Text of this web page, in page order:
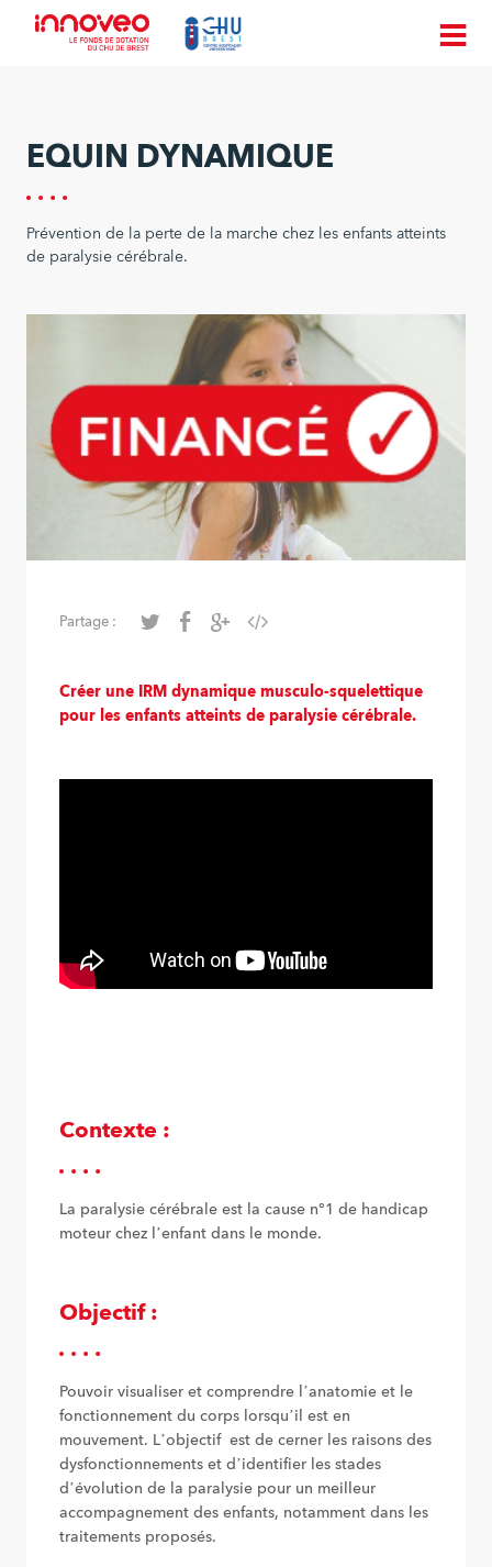
EQUIN DYNAMIQUE
Prévention de la perte de la marche chez les enfants atteints
de paralysie cérébrale.
Partage :
Créer une IRM dynamique musculo-squelettique
pour les enfants atteints de paralysie cérébrale.
Contexte :
La paralysie cérébrale est la cause n°1 de handicap
moteur chez l’enfant dans le monde.
Objectif :
Pouvoir visualiser et comprendre l’anatomie et le
fonctionnement du corps lorsqu’il est en
mouvement. L’objectif est de cerner les raisons des
dysfonctionnements et d’identifier les stades
d’évolution de la paralysie pour un meilleur
accompagnement des enfants, notamment dans les
traitements proposés.